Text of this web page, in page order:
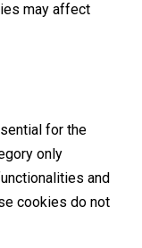
may affect
for the
only
and
cookies do not